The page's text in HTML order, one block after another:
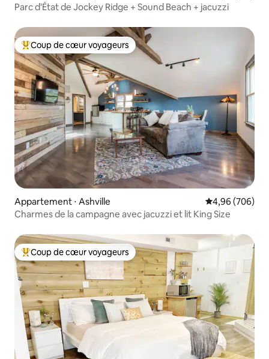
Parc d'État de Jockey Ridge + Sound Beach + jacuzzi
Coups de cœur voyageurs les plus appréciés
Coup de cœur voyageurs
Appartement ⋅ Ashville Évaluation
4,96 (706)
Charmes de la campagne avec jacuzzi et lit King Size
Coups de cœur voyageurs les plus appréciés
Coup de cœur voyageurs